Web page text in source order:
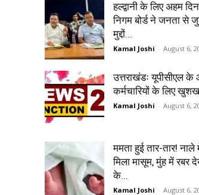
हल्द्वानी के लिए अहम
निगम बोर्ड ने जनता से
मुद्दों...
Kamal Joshi - August 6,
उत्तराखंडः यूपीसीएल के
कर्मचारियों के लिए
Kamal Joshi - August 6,
ममता हुई तार-तार!
मिला मासूम, मुंह में रबर
के...
Kamal Joshi - August 6,